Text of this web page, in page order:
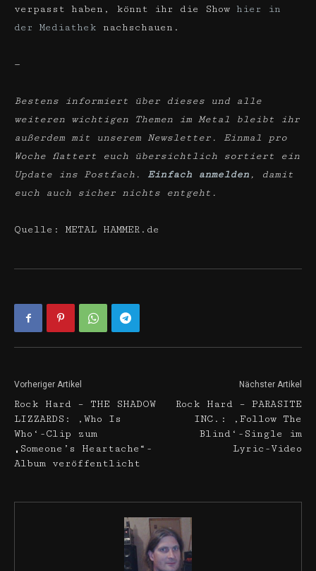
verpasst haben, könnt ihr die Show hier in
der Mediathek nachschauen.
—
Bestens informiert über dieses und alle
weiteren wichtigen Themen im Metal bleibt ihr
außerdem mit unserem Newsletter. Einmal pro
Woche flattert euch übersichtlich sortiert ein
Update ins Postfach.
Einfach anmelden , damit
euch auch sicher nichts entgeht.
Quelle: METAL HAMMER.de
Vorheriger Artikel
Rock Hard – THE SHADOW
LIZZARDS: ‚Who Is
Who‘-Clip zum
„Someone’s Heartache“-
Album veröffentlicht
Nächster Artikel
Rock Hard – PARASITE
INC.: ‚Follow The
Blind‘-Single im
Lyric-Video